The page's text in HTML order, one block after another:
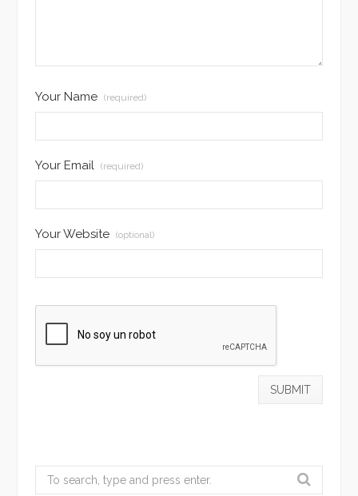
Your Name (required)
Your Email (required)
Your Website (optional)
Search
for: